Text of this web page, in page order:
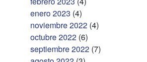
enero 2023 (4)
noviembre 2022 (4)
octubre 2022 (6)
septiembre 2022 (7)